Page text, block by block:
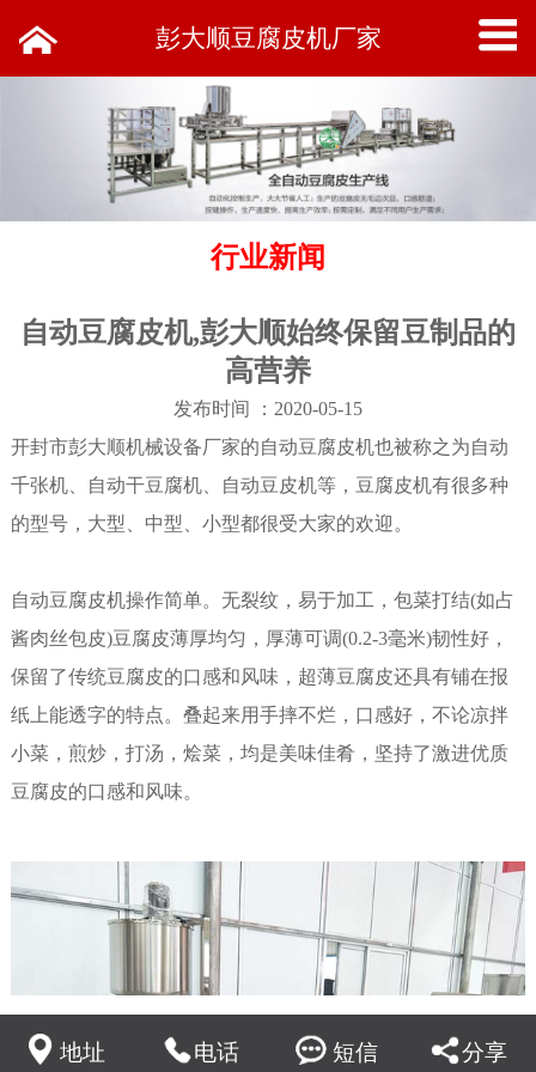
彭大顺豆腐皮机厂家
行业新闻
自动豆腐皮机,彭大顺始终保留豆制品的
高营养
发布时间 ：2020-05-15
开封市彭大顺机械设备厂家的自动豆腐皮机也被称之为自动
千张机、自动干豆腐机、自动豆皮机等，豆腐皮机有很多种
的型号，大型、中型、小型都很受大家的欢迎。
自动豆腐皮机操作简单。无裂纹，易于加工，包菜打结(如占
酱肉丝包皮)豆腐皮薄厚均匀，厚薄可调(0.2-3毫米)韧性好，
保留了传统豆腐皮的口感和风味，超薄豆腐皮还具有铺在报
纸上能透字的特点。叠起来用手摔不烂，口感好，不论凉拌
小菜，煎炒，打汤，烩菜，均是美味佳肴，坚持了激进优质
豆腐皮的口感和风味。
地址 电话 短信 分享